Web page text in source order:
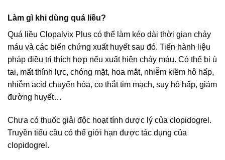
Làm gì khi dùng quá liều?
Quá liều Clopalvix Plus có thể làm kéo dài thời gian chảy
máu và các biến chứng xuất huyết sau đó. Tiến hành liệu
pháp điều trị thích hợp nếu xuất hiện chảy máu. Có thể bị ù
tai, mất thính lực, chóng mặt, hoa mắt, nhiễm kiềm hô hấp,
nhiễm acid chuyển hóa, co thắt tim mạch, suy hô hấp, giảm
đường huyết…
Chưa có thuốc giải độc hoạt tính dược lý của clopidogrel.
Truyền tiểu cầu có thể giới hạn được tác dụng của
clopidogrel.